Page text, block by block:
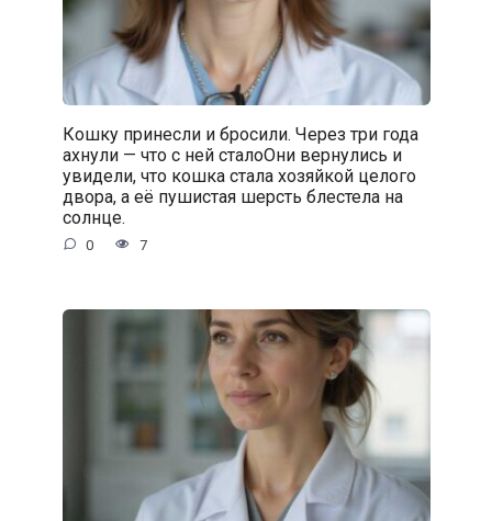
Кошку принесли и бросили. Через три года
ахнули — что с ней сталоОни вернулись и
увидели, что кошка стала хозяйкой целого
двора, а её пушистая шерсть блестела на
солнце.
0 7